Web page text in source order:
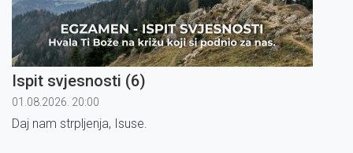
Ispit svjesnosti (6)
01.08.2026. 20:00
Daj nam strpljenja, Isuse.